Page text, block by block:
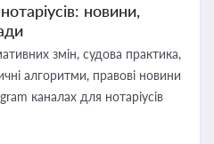
новини,
змін, судова практика,
алгоритми, правові новини
каналах для нотаріусів